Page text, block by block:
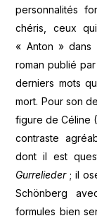
personnalités
chéris, ceux
« Anton » dans
roman publié
derniers mots
mort. Pour son
figure de Céline
contraste
dont il est
Gurrelieder; il
Schönberg
formules bien